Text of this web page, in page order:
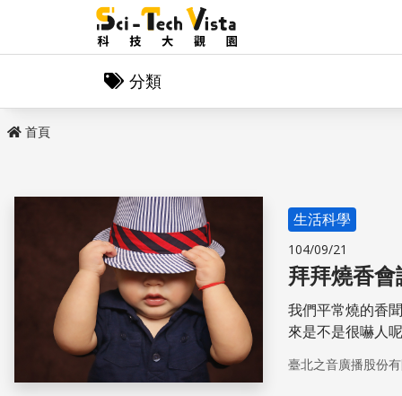
分類
首頁
生活科學
104/09/21
拜拜燒香
我們平常燒的香
來是不是很嚇人
臺北之音廣播股份